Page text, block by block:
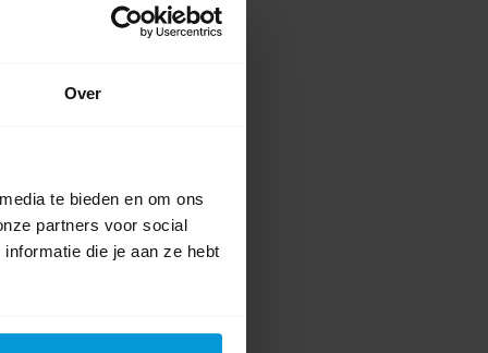
Over
te bieden en om ons
partners voor social
die je aan ze hebt